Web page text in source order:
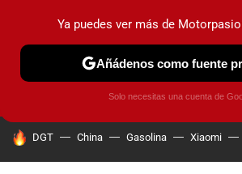
PRUEBAS COCHES ELÉCTRICOS
HOY SE HABLA DE
DGT China Gasolina Xiaomi
Ya puedes ver más de
Añádenos como fuente
Solo necesitas una cuenta de